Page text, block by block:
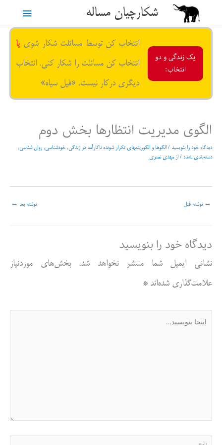
محتوا
شکارچیان مساله
فهرست
یک زندگی و دو
انتخاب:
انتخاب کن توسط مسائلت شکار شوی یا
انتخاب کن مسائلت را شکار کنی. انتخاب
دیگری درکار نیست. «فیل سیاه»
الگوی مدیریت انتظارها بخش دوم
دیدگاه‌ خود را بنویسید / الگوها و الگوریتمهای تکرار شونده ناکارآمد در زندگی, خودشناسی, روان شناسی,
دسته‌بندی نشده / از مهدی نصری
→ نوشته قبل نوشته بعد ←
دیدگاه‌ خود را بنویسید
نشانی ایمیل شما منتشر نخواهد شد.
بخش‌های موردنیاز
علامت‌گذاری شده‌اند*